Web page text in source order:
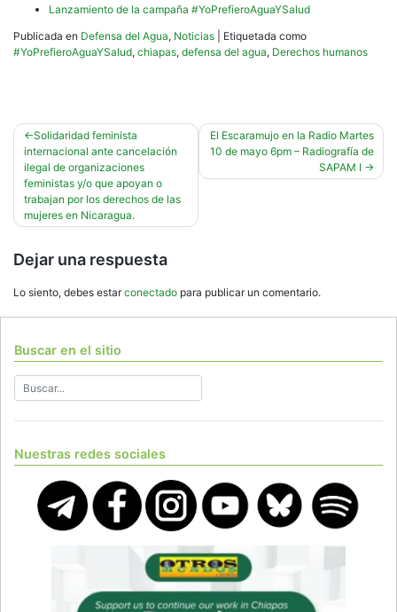
Lanzamiento de la campaña #YoPrefieroAguaYSalud
Publicada en Defensa del Agua, Noticias
Etiquetada como
#YoPrefieroAguaYSalud, chiapas, defensa del agua, Derechos humanos
Navegación
de
entradas
Solidaridad feminista
internacional ante cancelación
ilegal de organizaciones
feministas y/o que apoyan o
trabajan por los derechos de las
mujeres en Nicaragua.
El Escaramujo en la Radio Martes
10 de mayo 6pm – Radiografía de
SAPAM I
Dejar una respuesta
Lo siento, debes estarconectado para publicar un comentario.
Buscar en el sitio
Nuestras redes sociales